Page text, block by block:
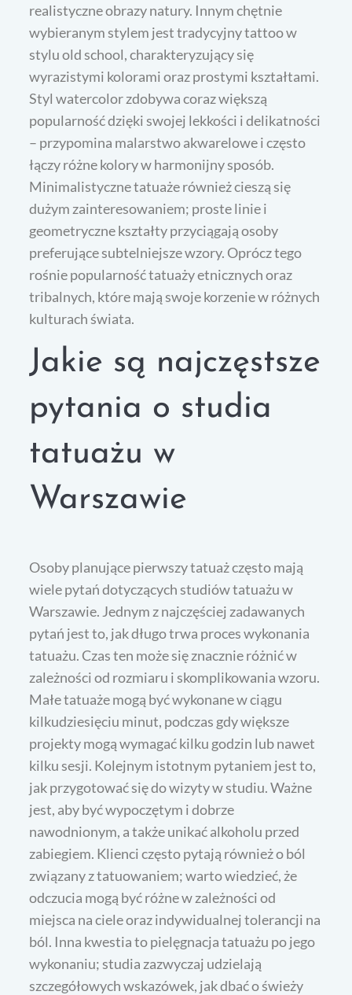
realistyczne obrazy natury. Innym chętnie
wybieranym stylem jest tradycyjny tattoo w
stylu old school, charakteryzujący się
wyrazistymi kolorami oraz prostymi kształtami.
Styl watercolor zdobywa coraz większą
popularność dzięki swojej lekkości i delikatności
– przypomina malarstwo akwarelowe i często
łączy różne kolory w harmonijny sposób.
Minimalistyczne tatuaże również cieszą się
dużym zainteresowaniem; proste linie i
geometryczne kształty przyciągają osoby
preferujące subtelniejsze wzory. Oprócz tego
rośnie popularność tatuaży etnicznych oraz
tribalnych, które mają swoje korzenie w różnych
kulturach świata.
Jakie są najczęstsze
pytania o studia
tatuażu w
Warszawie
Osoby planujące pierwszy tatuaż często mają
wiele pytań dotyczących studiów tatuażu w
Warszawie. Jednym z najczęściej zadawanych
pytań jest to, jak długo trwa proces wykonania
tatuażu. Czas ten może się znacznie różnić w
zależności od rozmiaru i skomplikowania wzoru.
Małe tatuaże mogą być wykonane w ciągu
kilkudziesięciu minut, podczas gdy większe
projekty mogą wymagać kilku godzin lub nawet
kilku sesji. Kolejnym istotnym pytaniem jest to,
jak przygotować się do wizyty w studiu. Ważne
jest, aby być wypoczętym i dobrze
nawodnionym, a także unikać alkoholu przed
zabiegiem. Klienci często pytają również o ból
związany z tatuowaniem; warto wiedzieć, że
odczucia mogą być różne w zależności od
miejsca na ciele oraz indywidualnej tolerancji na
ból. Inna kwestia to pielęgnacja tatuażu po jego
wykonaniu; studia zazwyczaj udzielają
szczegółowych wskazówek, jak dbać o świeży